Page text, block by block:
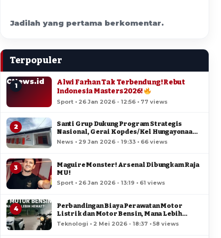
Jadilah yang pertama berkomentar.
Terpopuler
CNews.id
1
Alwi Farhan Tak Terbendung! Rebut
Indonesia Masters 2026!
Sport • 26 Jan 2026 - 12:56 • 77 views
2
Santi Grup Dukung Program Strategis
Nasional, Gerai Kopdes/Kel Hungayonaa
Jadi yang Tercepat Dibangun di Gorontalo
News • 29 Jan 2026 - 19:33 • 66 views
3
Maguire Monster! Arsenal Dibungkam Raja
MU!
Sport • 26 Jan 2026 - 13:19 • 61 views
4
Perbandingan Biaya Perawatan Motor
Listrik dan Motor Bensin, Mana Lebih
Hemat?
Teknologi • 2 Mei 2026 - 18:37 • 58 views